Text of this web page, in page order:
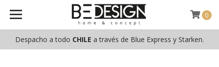
Despacho a todo CHILE a través de Blue Express y Starken.
0